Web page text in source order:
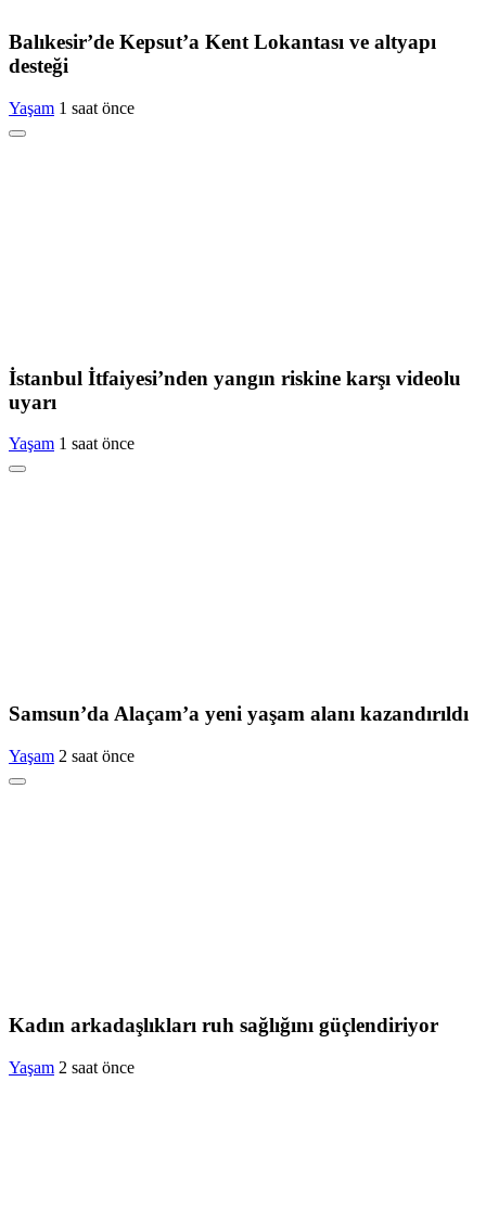
Balıkesir’de Kepsut’a Kent Lokantası ve altyapı
desteği
Yaşam 1 saat önce
İstanbul İtfaiyesi’nden yangın riskine karşı videolu
uyarı
Yaşam 1 saat önce
Samsun’da Alaçam’a yeni yaşam alanı kazandırıldı
Yaşam 2 saat önce
Kadın arkadaşlıkları ruh sağlığını güçlendiriyor
Yaşam 2 saat önce